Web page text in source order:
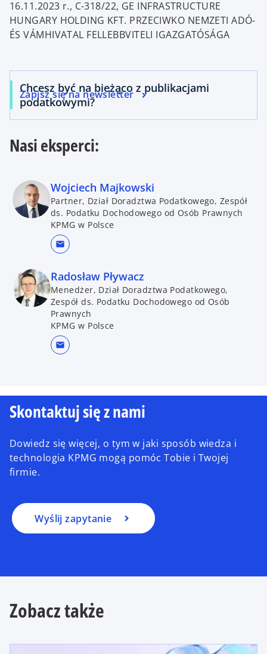
16.11.2023 r., C-318/22, GE INFRASTRUCTURE
HUNGARY HOLDING KFT. PRZECIWKO NEMZETI ADÓ-
ÉS VÁMHIVATAL FELLEBBVITELI IGAZGATÓSÁGA
Chcesz być na bieżąco z publikacjami
podatkowymi?
Zapisz się na newsletter
Nasi eksperci:
Wojciech Majkowski
Partner, Dział Doradztwa Podatkowego, Zespół
ds. Podatku Dochodowego od Osób Prawnych
KPMG w Polsce
mail
Radosław Pływacz
Menedżer, Dział Doradztwa Podatkowego,
Zespół ds. Podatku Dochodowego od Osób
Prawnych
KPMG w Polsce
mail
Skontaktuj się z nami
Dowiedz się więcej, o tym w jaki sposób wiedza i
technologia KPMG mogą pomóc Tobie i Twojej
firmie.
Wyślij zapytanie
Zobacz także